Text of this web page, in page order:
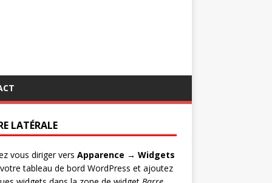
LATÉRALE
vous diriger vers Apparence → Widgets
tableau de bord WordPress et ajoutez